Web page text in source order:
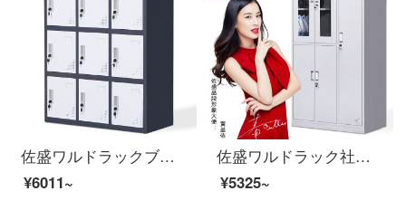
佐盛ワルドラックブキャビネットロッカー鉄皮茶水箪笥箪笥の下駄箱カバー色九門
¥6011~
佐盛ワルドラック社員ロッカーロッカーロッカーロッカーロッカー五ドアワルドラックブブ
¥5325~